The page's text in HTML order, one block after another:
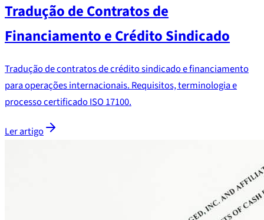
Tradução de Contratos de
Financiamento e Crédito Sindicado
Tradução de contratos de crédito sindicado e financiamento
para operações internacionais. Requisitos, terminologia e
processo certificado ISO 17100.
Ler artigo